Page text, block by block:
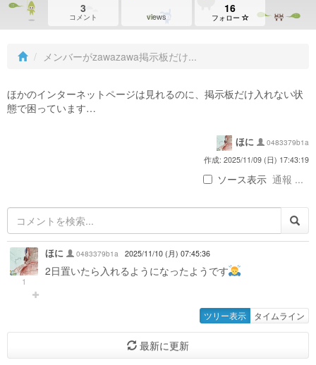
3
コメント views
16
フォロー
メンバーがzawazawa掲示板だけ...
ほかのインターネットページは見れるのに、掲示板だけ入れない状
態で困っています…
ほに
0483379b1a
作成: 2025/11/09 (日) 17:43:19
ソース表示 通報 ...
1
ほに 0483379b1a 2025/11/10 (月) 07:45:36
2日置いたら入れるようになったようです
ツリー表示 タイムライン
最新に更新